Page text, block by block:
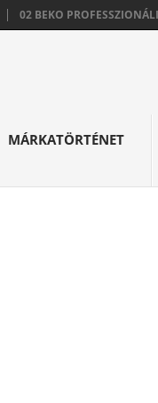
02 BEKO
MÁRKATÖRTÉNET